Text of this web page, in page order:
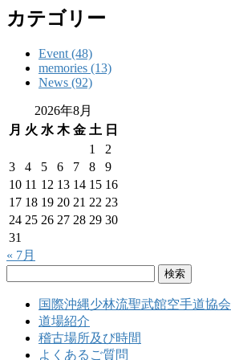
カテゴリー
Event (48)
memories (13)
News (92)
2026年8月
月 火 水 木 金 土 日
1
2
3
4 5 6 7 8
9
10 11 12 13 14 15 16
17 18 19 20 21 22 23
24 25 26 27 28 29 30
31
« 7月
国際沖縄少林流聖武館空手道協会
道場紹介
稽古場所及び時間
よくあるご質問